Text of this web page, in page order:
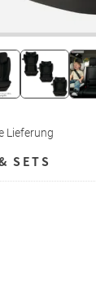
Lieferung
SETS